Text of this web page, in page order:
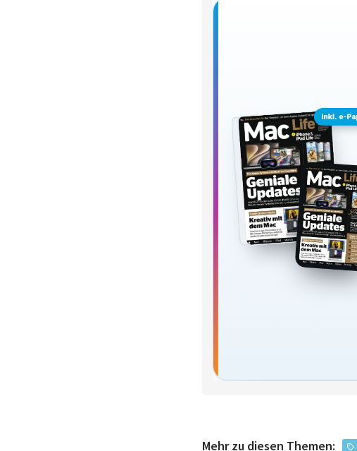
Mehr zu diesen Themen: